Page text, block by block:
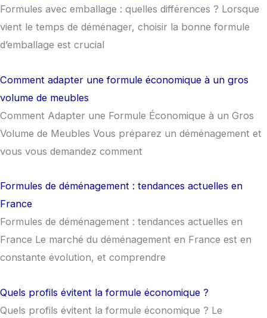
Formules avec emballage : quelles différences ? Lorsque
vient le temps de déménager, choisir la bonne formule
d’emballage est crucial
Comment adapter une formule économique à un gros
volume de meubles
Comment Adapter une Formule Économique à un Gros
Volume de Meubles Vous préparez un déménagement et
vous vous demandez comment
Formules de déménagement : tendances actuelles en
France
Formules de déménagement : tendances actuelles en
France Le marché du déménagement en France est en
constante évolution, et comprendre
Quels profils évitent la formule économique ?
Quels profils évitent la formule économique ? Le